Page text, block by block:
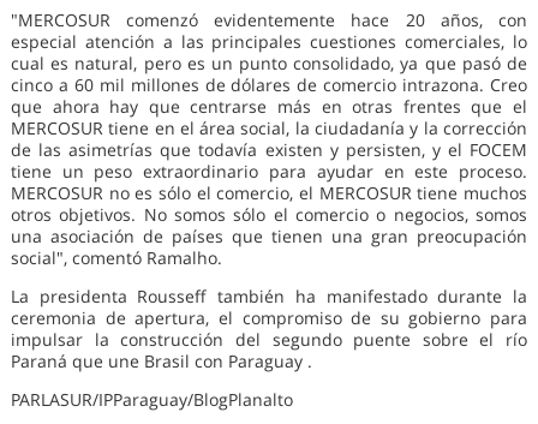
"MERCOSUR comenzó evidentemente hace 20 años, con
especial atención a las principales cuestiones comerciales, lo
cual es natural, pero es un punto consolidado, ya que pasó de
cinco a 60 mil millones de dólares de comercio intrazona. Creo
que ahora hay que centrarse más en otras frentes que el
MERCOSUR tiene en el área social, la ciudadanía y la corrección
de las asimetrías que todavía existen y persisten, y el FOCEM
tiene un peso extraordinario para ayudar en este proceso.
MERCOSUR no es sólo el comercio, el MERCOSUR tiene muchos
otros objetivos. No somos sólo el comercio o negocios, somos
una asociación de países que tienen una gran preocupación
social", comentó Ramalho.
La presidenta Rousseff también ha manifestado durante la
ceremonia de apertura, el compromiso de su gobierno para
impulsar la construcción del segundo puente sobre el río
Paraná que une Brasil con Paraguay .
PARLASUR/IPParaguay/BlogPlanalto